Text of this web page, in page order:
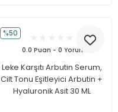
%50
0.0 Puan - 0 Yorum
Leke Karşıtı Arbutin Serum,
Cilt Tonu Eşitleyici Arbutin +
Hyaluronik Asit 30 ML